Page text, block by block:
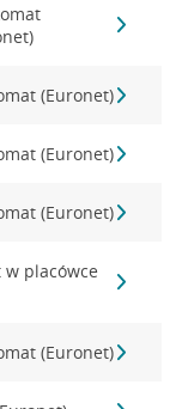
(Euronet)
(Euronet)
(Euronet)
w placówce
(Euronet)